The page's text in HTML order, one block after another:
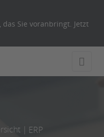
das Sie voranbringt. Jetzt
| ERP